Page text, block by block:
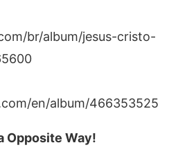
br/album/jesus-cristo-
en/album/466353525
Opposite Way!